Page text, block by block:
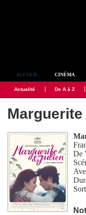
ACCUEIL CINÉMA
Actualité De A à Z
De